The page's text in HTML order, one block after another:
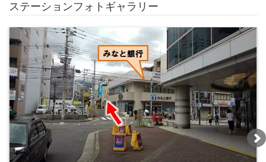
ステーションフォトギャラリー